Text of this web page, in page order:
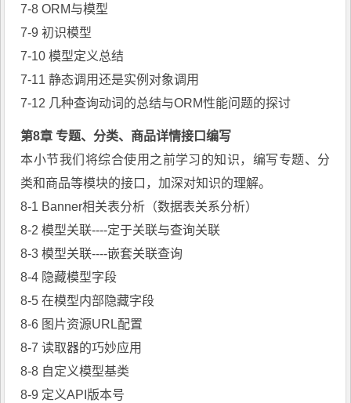
7-8 ORM与模型
7-9 初识模型
7-10 模型定义总结
7-11 静态调用还是实例对象调用
7-12 几种查询动词的总结与ORM性能问题的探讨
第8章 专题、分类、商品详情接口编写
本小节我们将综合使用之前学习的知识，编写专题、分
类和商品等模块的接口，加深对知识的理解。
8-1 Banner相关表分析（数据表关系分析）
8-2 模型关联----定于关联与查询关联
8-3 模型关联----嵌套关联查询
8-4 隐藏模型字段
8-5 在模型内部隐藏字段
8-6 图片资源URL配置
8-7 读取器的巧妙应用
8-8 自定义模型基类
8-9 定义API版本号